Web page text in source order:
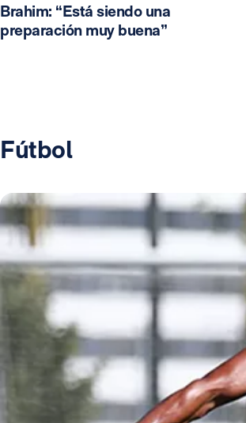
Brahim: “Está siendo una
preparación muy buena”
Fútbol